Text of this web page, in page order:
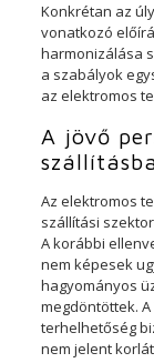
Konkrétan az
vonatkozó
harmonizálása
a szabályok
az elektromos
A jövő
Az elektromos
szállítási
A korábbi
nem képesek
hagyományos
megdöntöttek.
terhelhetőség
nem jelent